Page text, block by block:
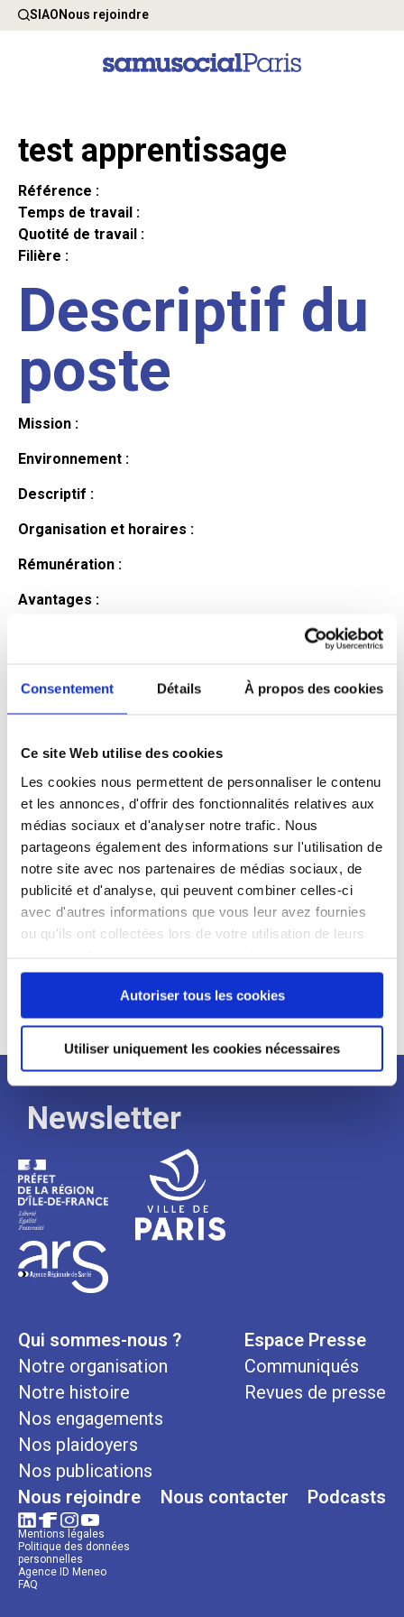
Consentement Détails À propos des cookies
Ce site Web utilise des cookies
Les cookies nous permettent de personnaliser le contenu
et les annonces, d'offrir des fonctionnalités relatives aux
médias sociaux et d'analyser notre trafic. Nous
partageons également des informations sur l'utilisation de
notre site avec nos partenaires de médias sociaux, de
publicité et d'analyse, qui peuvent combiner celles-ci
avec d'autres informations que vous leur avez fournies
ou qu'ils ont collectées lors de votre utilisation de leurs
continuez à utiliser notre site Web.
Autoriser tous les cookies
Utiliser uniquement les cookies nécessaires
SIAONous rejoindre
test apprentissage
Référence :
Temps de travail :
Quotité de travail :
Filière :
Descriptif du
poste
Mission :
Environnement :
Descriptif :
Organisation et horaires :
Rémunération :
Avantages :
candidat
Profil recherché :
Expérience :
Processus
de
recrutement
Newsletter
Qui sommes-nous ?
Notre organisation
Notre histoire
Nos engagements
Nos plaidoyers
Nos publications
Espace Presse
Communiqués
Revues de presse
Nous rejoindre Nous contacter Podcasts
Mentions légales
Politique des données
personnelles
Agence ID Meneo
FAQ